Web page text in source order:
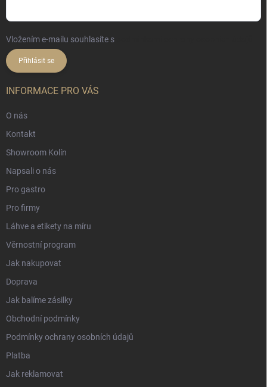
Vložením e-mailu souhlasíte s
Přihlásit se
INFORMACE PRO VÁS
O nás
Kontakt
Showroom Kolín
Napsali o nás
Pro gastro
Pro firmy
Láhve a etikety na míru
Věrnostní program
Jak nakupovat
Doprava
Jak balíme zásilky
Obchodní podmínky
Podmínky ochrany osobních údajů
Platba
Jak reklamovat